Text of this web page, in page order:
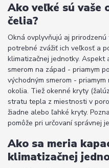
Ako veľké sú vaše
čelia?
Okná ovplyvňujú aj
potrebné zvážiť ich veľkosť a
klimatizačnej jednotky. Aspekt
smerom na západ - priamym
východným smerom -
okolia. Tiež okenné kryty
stratu tepla z miestnosti v
žiadne alebo ľahké kryty.
pomôže pri určovaní správnej
Ako sa meria
klimatizačnej